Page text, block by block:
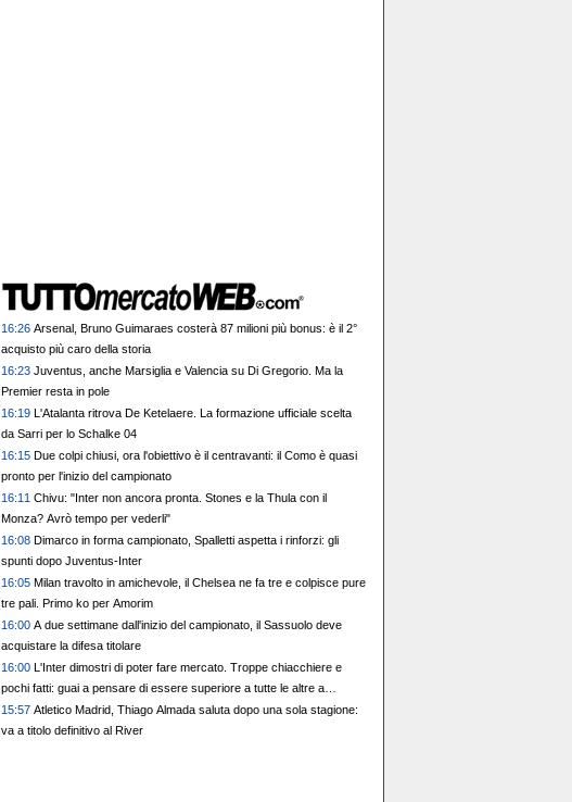
16:26 Arsenal, Bruno Guimaraes costerà 87 milioni più bonus: è il 2°
acquisto più caro della storia
16:23 Juventus, anche Marsiglia e Valencia su Di Gregorio. Ma la
Premier resta in pole
16:19 L'Atalanta ritrova De Ketelaere. La formazione ufficiale scelta
da Sarri per lo Schalke 04
16:15 Due colpi chiusi, ora l'obiettivo è il centravanti: il Como è quasi
pronto per l'inizio del campionato
16:11 Chivu: "Inter non ancora pronta. Stones e la Thula con il
Monza? Avrò tempo per vederli"
16:08 Dimarco in forma campionato, Spalletti aspetta i rinforzi: gli
spunti dopo Juventus-Inter
16:05 Milan travolto in amichevole, il Chelsea ne fa tre e colpisce pure
tre pali. Primo ko per Amorim
16:00 A due settimane dall'inizio del campionato, il Sassuolo deve
acquistare la difesa titolare
16:00 L'Inter dimostri di poter fare mercato. Troppe chiacchiere e
pochi fatti: guai a pensare di essere superiore a tutte le altre a
prescindere. Juve, il portiere può diventare un "problema". Milan-
Leao, serve una decisione netta
15:57 Atletico Madrid, Thiago Almada saluta dopo una sola stagione:
va a titolo definitivo al River